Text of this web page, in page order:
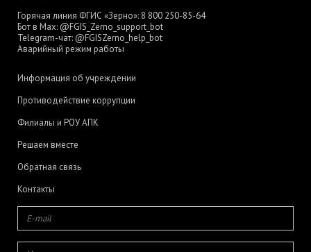
Горячая линия ФГИС «Зерно»: 8 800 250-85-64
Бот в Max: @FGIS_Zerno_support_bot
Telegram-чат: @FGISZerno_help_bot
Аварийный режим работы
Информация об учреждении
Противодействие коррупции
Филиалы и РОУ АПК
Решаем вместе
Обратная связь
Контакты